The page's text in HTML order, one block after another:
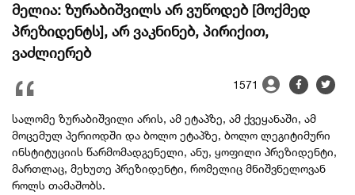
მელია: ზურაბიშვილს არ ვუწოდებ [მოქმედ
პრეზიდენტს], არ ვაკნინებ, პირიქით,
ვაძლიერებ
1571
სალომე ზურაბიშვილი არის, ამ ეტაპზე, ამ ქვეყანაში, ამ
მოცემულ პერიოდში და ბოლო ეტაპზე, ბოლო ლეგიტიმური
ინსტიტუციის წარმომადგენელი, ანუ, ყოფილი პრეზიდენტი,
მართლაც, მეხუთე პრეზიდენტი, რომელიც მნიშვნელოვან
როლს თამაშობს.